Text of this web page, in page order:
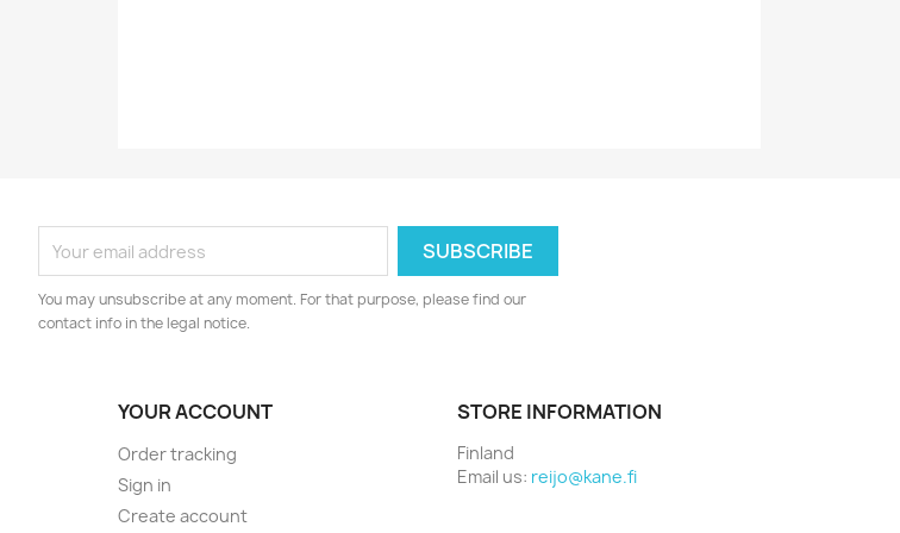
You may unsubscribe at any moment. For that purpose, please find our
contact info in the legal notice.
YOUR ACCOUNT
Order tracking
Sign in
Create account
STORE INFORMATION
Finland
Email us: reijo@kane.fi